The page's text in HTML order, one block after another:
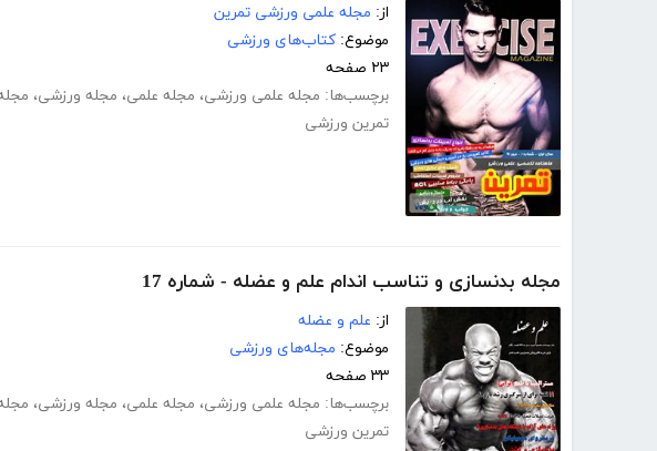
از: مجله علمی ورزشی تمرین
موضوع: کتاب‌های ورزشی
۲۳ صفحه
برچسب‌ها: مجله علمی ورزشی، مجله علمی، مجله ورزشی،
تمرین ورزشی
مجله بدنسازی و تناسب اندام علم و عضله - شماره 17
از: علم و عضله
موضوع: مجله‌های ورزشی
۳۳ صفحه
برچسب‌ها: مجله علمی ورزشی، مجله علمی، مجله ورزشی،
تمرین ورزشی